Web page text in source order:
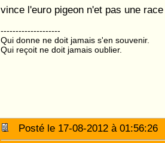
vince l'euro pigeon n'et pas une race
--------------------
Qui donne ne doit jamais s'en souvenir.
Qui reçoit ne doit jamais oublier.
Posté le 17-08-2012 à